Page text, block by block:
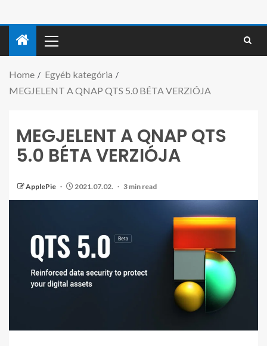
Home
Egyéb kategória
MEGJELENT A QNAP QTS 5.0 BÉTA VERZIÓJA
MEGJELENT A QNAP QTS
5.0 BÉTA VERZIÓJA
ApplePie 2021.07.02. 3 min read